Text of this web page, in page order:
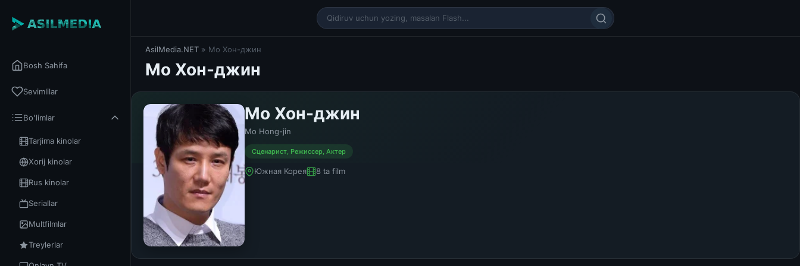
Bosh Sahifa
Sevimlilar
Bo'limlar
Tarjima kinolar
Xorij kinolar
Rus kinolar
Seriallar
Multfilmlar
Treylerlar
AsilMedia.NET » Мо Хон-джин
Мо Хон-джин
Мо Хон-джин
Mo Hong-jin
Сценарист, Режиссер, Актер
Южная Корея 8 ta film